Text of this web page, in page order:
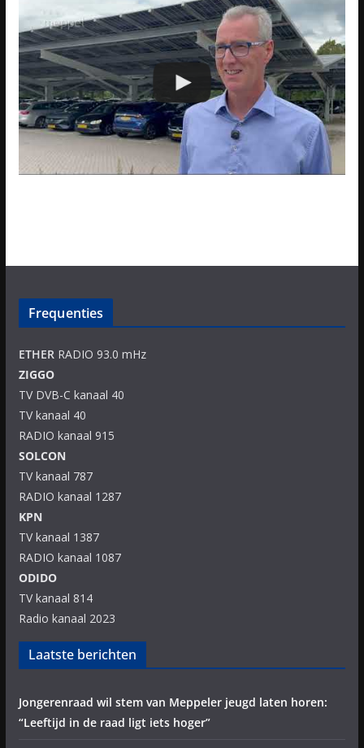
Frequenties
ETHERRADIO 93.0 mHz
ZIGGO
TV DVB-C kanaal 40
TV kanaal 40
RADIO kanaal 915
SOLCON
TV kanaal 787
RADIO kanaal 1287
KPN
TV kanaal 1387
RADIO kanaal 1087
ODIDO
TV kanaal 814
Radio kanaal 2023
Laatste berichten
Jongerenraad wil stem van Meppeler jeugd laten horen:
“Leeftijd in de raad ligt iets hoger”